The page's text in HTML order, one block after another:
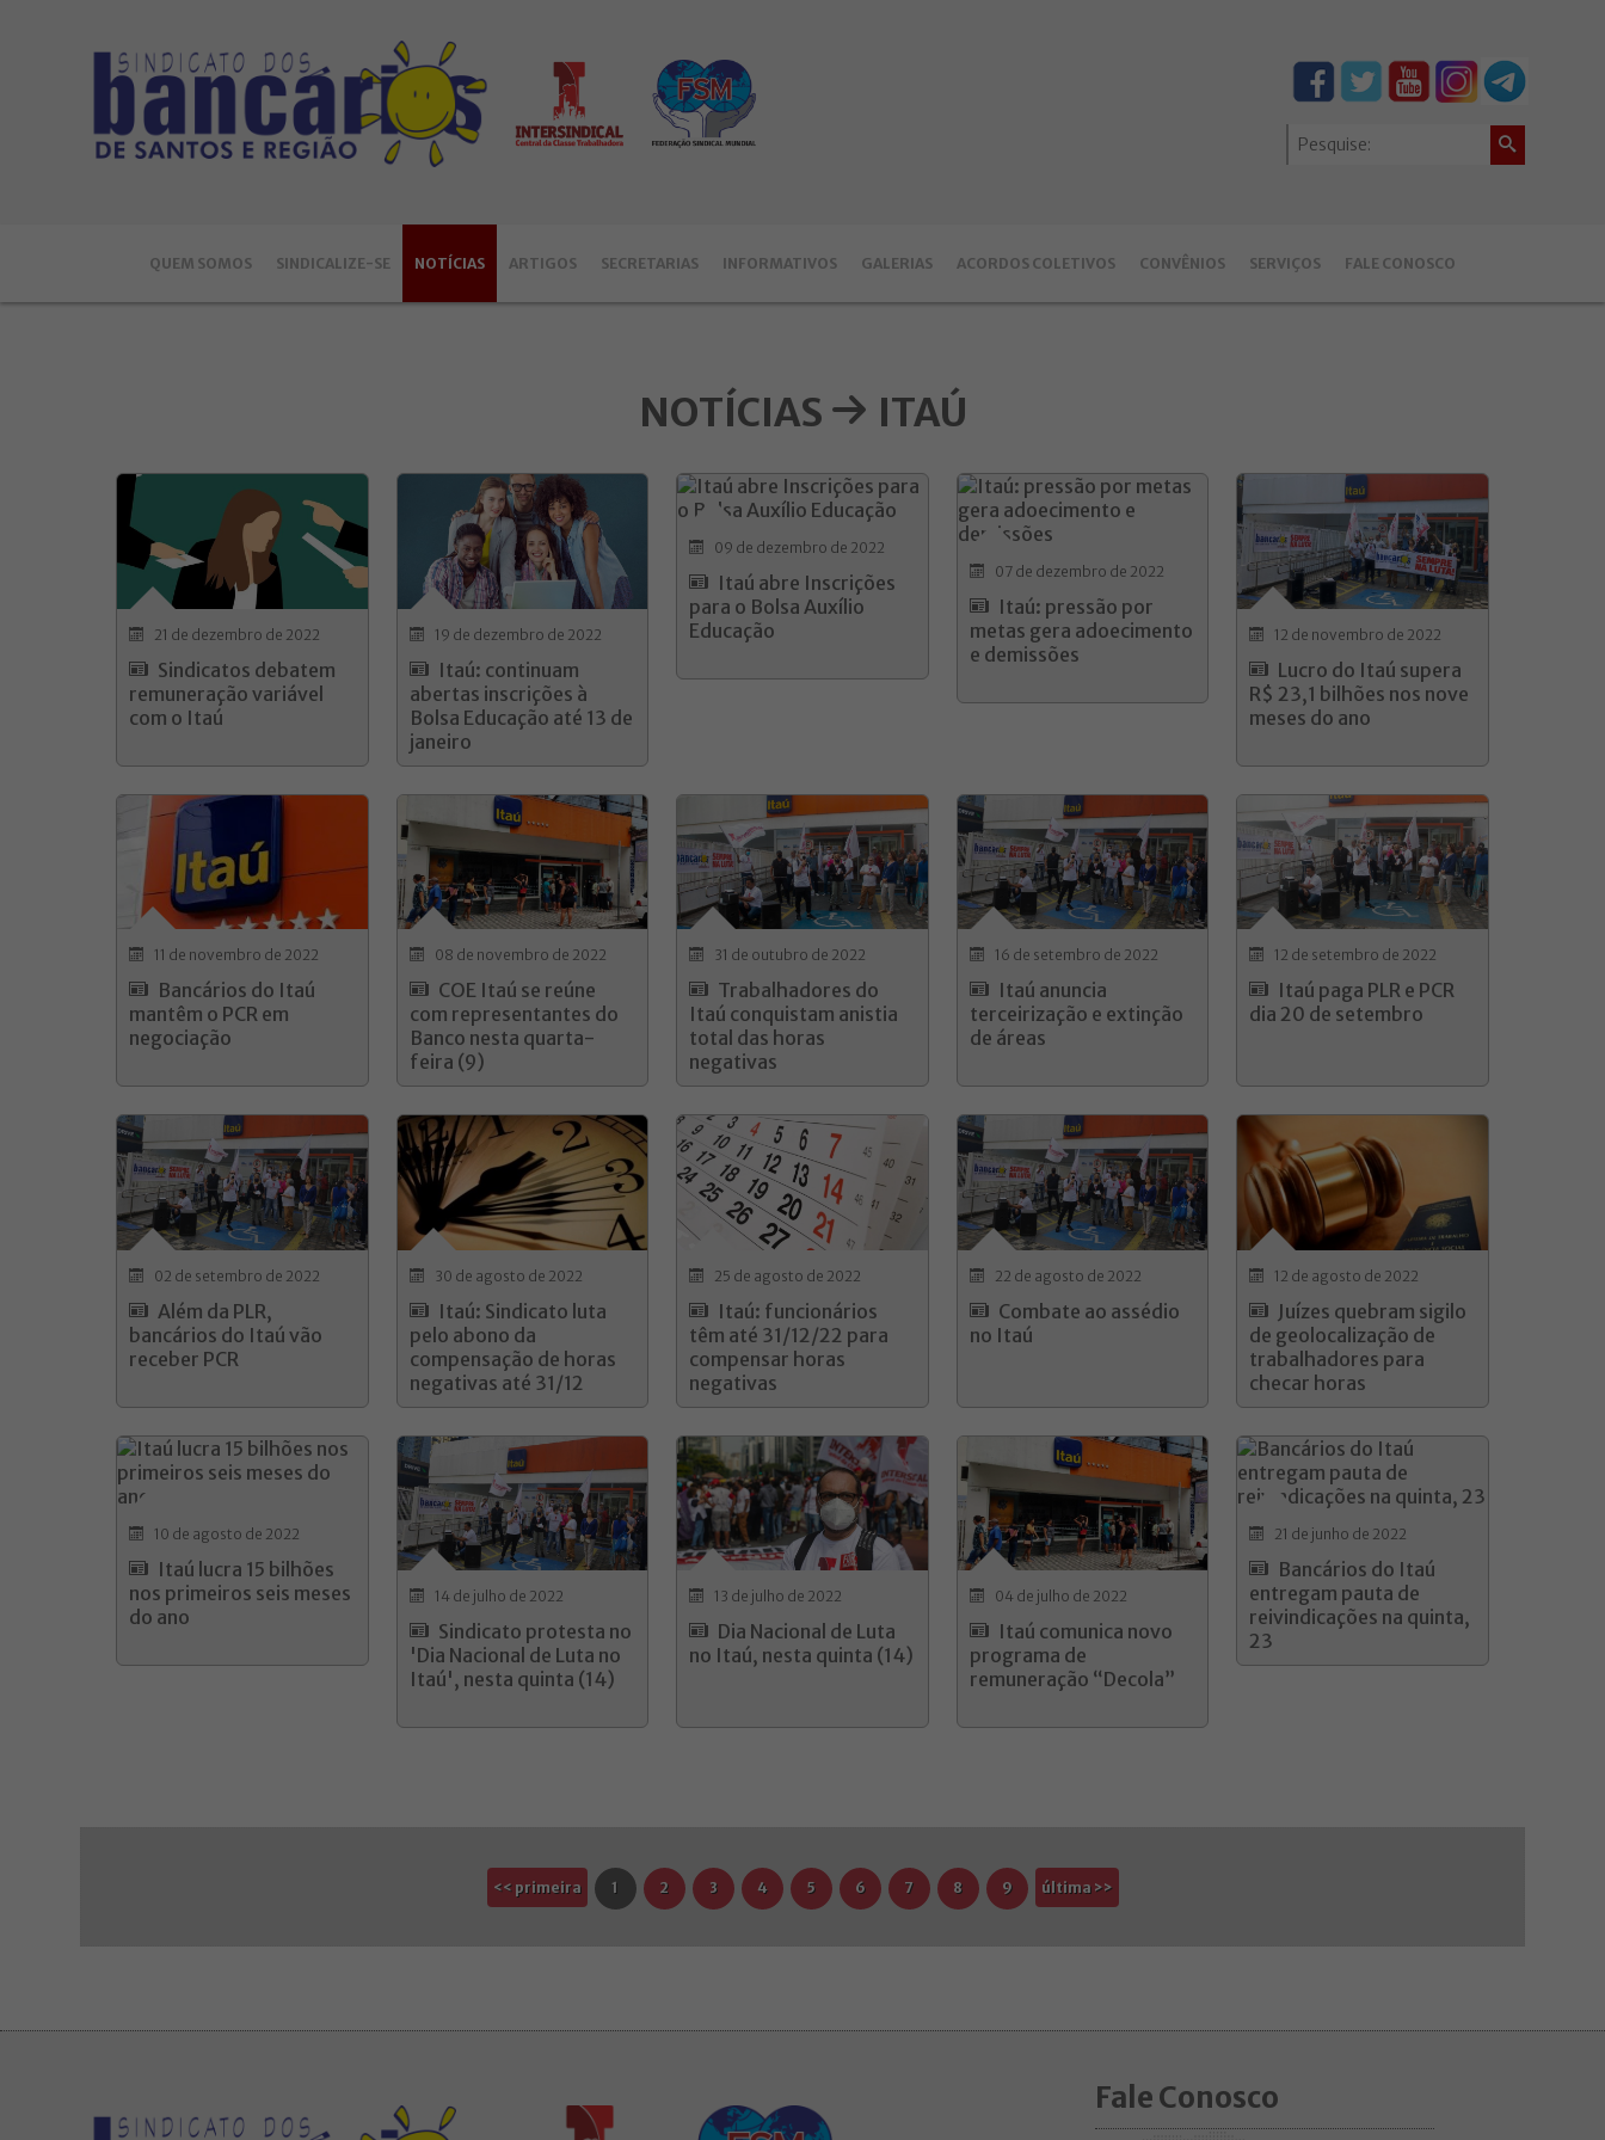
QUEM SOMOS SINDICALIZE-SE NOTÍCIAS ARTIGOS SECRETARIAS INFORMATIVOS GALERIAS ACORDOS COLETIVOS CONVÊNIOS SERVIÇOS FALE CONOSCO
NOTÍCIAS ITAÚ
21 de dezembro de 2022
Sindicatos debatem
remuneração variável
com o Itaú
19 de dezembro de 2022
Itaú: continuam
abertas inscrições à
Bolsa Educação até 13 de
janeiro
09 de dezembro de 2022
Itaú abre Inscrições
para o Bolsa Auxílio
Educação
07 de dezembro de 2022
Itaú: pressão por
metas gera adoecimento
e demissões
12 de novembro de 2022
Lucro do Itaú supera
R$ 23,1 bilhões nos nove
meses do ano
11 de novembro de 2022
Bancários do Itaú
mantêm o PCR em
negociação
08 de novembro de 2022
COE Itaú se reúne
com representantes do
Banco nesta quarta-
feira (9)
31 de outubro de 2022
Trabalhadores do
Itaú conquistam anistia
total das horas
negativas
16 de setembro de 2022
Itaú anuncia
terceirização e extinção
de áreas
12 de setembro de 2022
Itaú paga PLR e PCR
dia 20 de setembro
02 de setembro de 2022
Além da PLR,
bancários do Itaú vão
receber PCR
30 de agosto de 2022
Itaú: Sindicato luta
pelo abono da
compensação de horas
negativas até 31/12
25 de agosto de 2022
Itaú: funcionários
têm até 31/12/22 para
compensar horas
negativas
22 de agosto de 2022
Combate ao assédio
no Itaú
12 de agosto de 2022
Juízes quebram sigilo
de geolocalização de
trabalhadores para
checar horas
10 de agosto de 2022
Itaú lucra 15 bilhões
nos primeiros seis meses
do ano
14 de julho de 2022
Sindicato protesta no
'Dia Nacional de Luta no
Itaú', nesta quinta (14)
13 de julho de 2022
Dia Nacional de Luta
no Itaú, nesta quinta (14)
04 de julho de 2022
Itaú comunica novo
programa de
remuneração “Decola”
21 de junho de 2022
Bancários do Itaú
entregam pauta de
reivindicações na quinta,
23
<< primeira 1 2 3 4 5 6 7 8 9 última >>
Fale Conosco